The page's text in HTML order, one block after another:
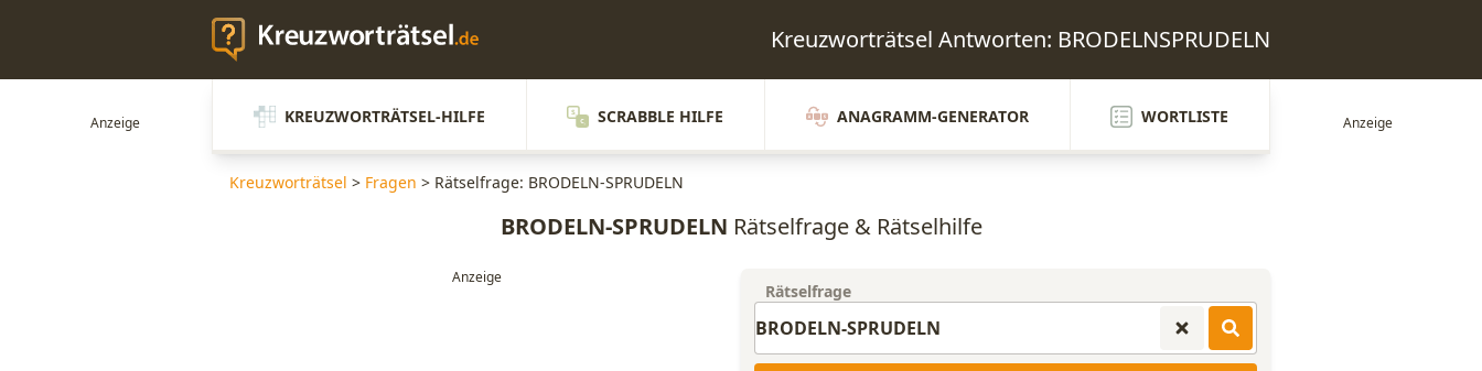
Kreuzworträtsel Antworten: BRODELNSPRUDELN
KREUZWORTRÄTSEL-HILFE SCRABBLE HILFE ANAGRAMM-GENERATOR WORTLISTE
Kreuzworträtsel > Fragen > Rätselfrage: BRODELN-SPRUDELN
BRODELN-SPRUDELN Rätselfrage & Rätselhilfe
Rätselfrage